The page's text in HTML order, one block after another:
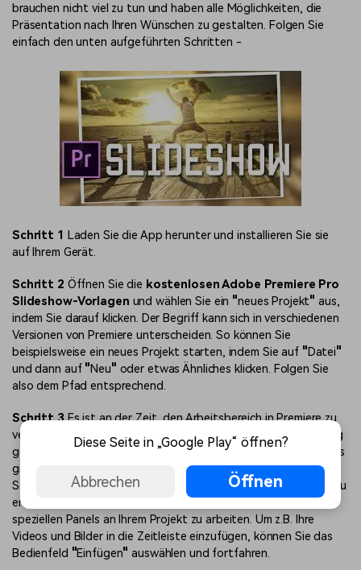
brauchen nicht viel zu tun und haben alle Möglichkeiten, die
Präsentation nach Ihren Wünschen zu gestalten. Folgen Sie
einfach den unten aufgeführten Schritten -
Schritt 1
Laden Sie die App herunter und installieren Sie sie
auf Ihrem Gerät.
Schritt 2 Öffnen Sie die kostenlosen Adobe Premiere Pro
Slideshow-Vorlagen und wählen Sie ein "neues Projekt" aus,
indem Sie darauf klicken. Der Begriff kann sich in verschiedenen
Versionen von Premiere unterscheiden. So können Sie
beispielsweise ein neues Projekt starten, indem Sie auf "Datei"
und dann auf "Neu" oder etwas Ähnliches klicken. Folgen Sie
also dem Pfad entsprechend.
Schritt 3Es ist an der Zeit, den Arbeitsbereich in Premiere zu
verstehen. Es wird Ihnen ein leerer Arbeitsbereich zur Verfügung
gestellt, damit Sie mit Ihrem neuen Projekt beginnen können. Es
gibt eine Reihe von Einfüge- und Bearbeitungsoptionen,
Schaltflächen und Informationen, um Hilfe in Form von Panels zu
erhalten. Sie können ein Panel auswählen, um mit Hilfe dieses
speziellen Panels an Ihrem Projekt zu arbeiten. Um z.B. Ihre
Videos und Bilder in die Zeitleiste einzufügen, können Sie das
Bedienfeld "Einfügen" auswählen und fortfahren.
Diese Seite in „Google Play“ öffnen?
Abbrechen Öffnen